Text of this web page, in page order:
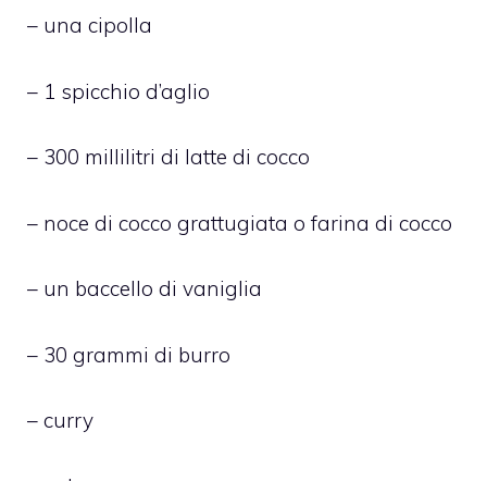
– una cipolla
– 1 spicchio d’aglio
– 300 millilitri di latte di cocco
– noce di cocco grattugiata o farina di cocco
– un baccello di vaniglia
– 30 grammi di burro
– curry